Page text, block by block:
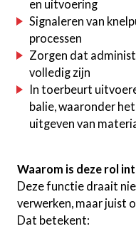
en uitvoering
Signaleren van
processen
Zorgen dat
volledig zijn
In toerbeurt
balie, waaronder
uitgeven van
Waarom is deze rol
Deze functie draait
verwerken, maar juist
Dat betekent: